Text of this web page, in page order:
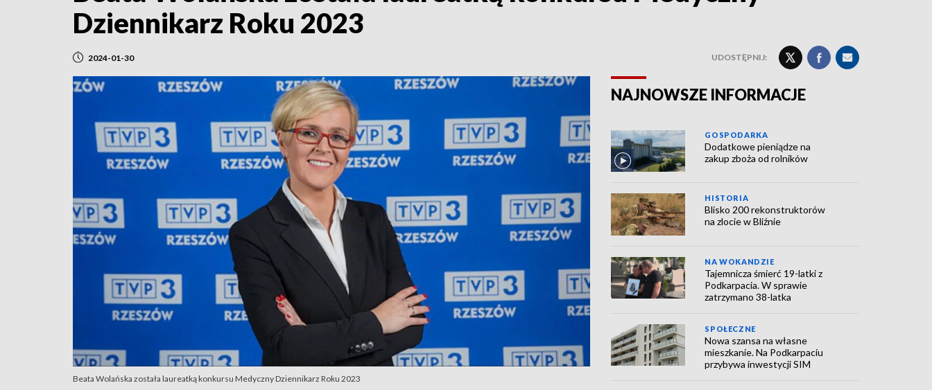
Dziennikarz Roku 2023
2024-01-30 UDOSTĘPNIJ:
Beata Wolańska została laureatką konkursu Medyczny Dziennikarz Roku 2023
NAJNOWSZE INFORMACJE
GOSPODARKA
Dodatkowe pieniądze na
zakup zboża od rolników
HISTORIA
Blisko 200 rekonstruktorów
na zlocie w Bliźnie
NA WOKANDZIE
Tajemnicza śmierć 19-latki z
Podkarpacia. W sprawie
zatrzymano 38-latka
SPOŁECZNE
Nowa szansa na własne
mieszkanie. Na Podkarpaciu
przybywa inwestycji SIM